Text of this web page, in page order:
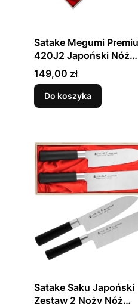
Satake Megumi
420J2 Japoński Nóż
Bunka Szefa Kuchni
20cm
Cena
149,00 zł
Do koszyka
Satake Saku Japoński
Zestaw 2 Noży Nóż